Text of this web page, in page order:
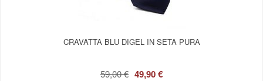
CRAVATTA BLU DIGEL IN SETA PURA
59,00 € 49,90 €